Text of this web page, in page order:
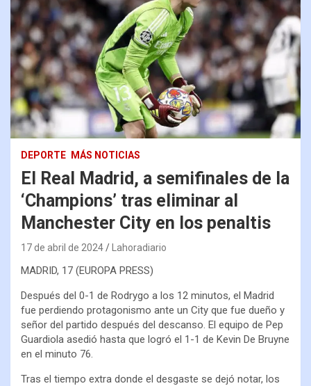
DEPORTE MÁS NOTICIAS
El Real Madrid, a semifinales de la
‘Champions’ tras eliminar al
Manchester City en los penaltis
17 de abril de 2024 Lahoradiario
MADRID, 17 (EUROPA PRESS)
Después del 0-1 de Rodrygo a los 12 minutos, el Madrid
fue perdiendo protagonismo ante un City que fue dueño y
señor del partido después del descanso. El equipo de Pep
Guardiola asedió hasta que logró el 1-1 de Kevin De Bruyne
en el minuto 76.
Tras el tiempo extra donde el desgaste se dejó notar, los